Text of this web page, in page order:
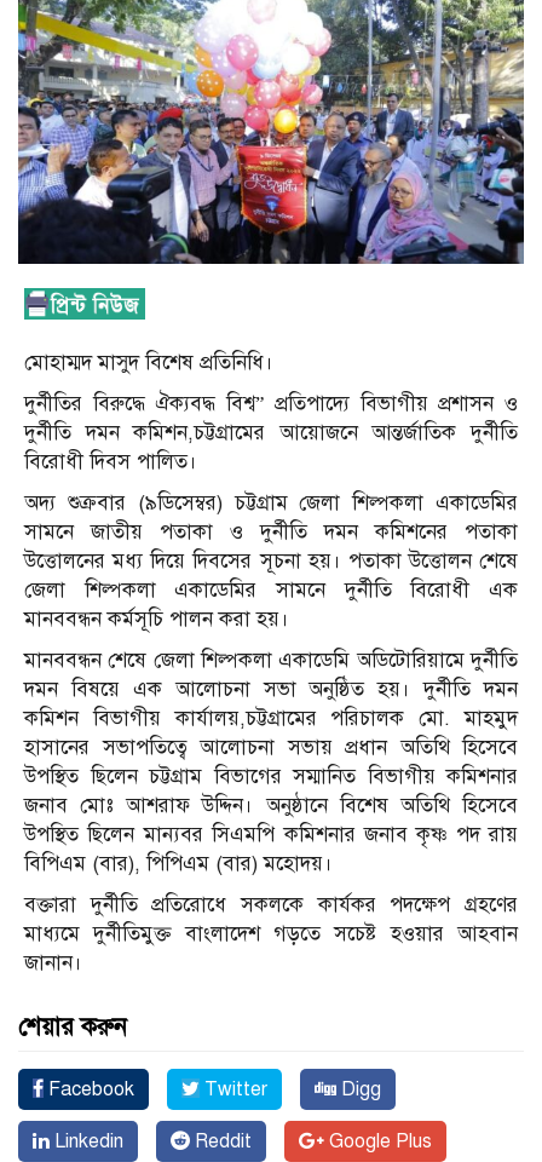
মোহাম্মদ মাসুদ বিশেষ প্রতিনিধি।
দুর্নীতির বিরুদ্ধে ঐক্যবদ্ধ বিশ্ব” প্রতিপাদ্যে বিভাগীয় প্রশাসন ও
দুর্নীতি দমন কমিশন,চট্টগ্রামের আয়োজনে আন্তর্জাতিক দুর্নীতি
বিরোধী দিবস পালিত।
অদ্য শুক্রবার (৯ডিসেম্বর) চট্টগ্রাম জেলা শিল্পকলা একাডেমির
সামনে জাতীয় পতাকা ও দুর্নীতি দমন কমিশনের পতাকা
উত্তোলনের মধ্য দিয়ে দিবসের সূচনা হয়। পতাকা উত্তোলন শেষে
জেলা শিল্পকলা একাডেমির সামনে দুর্নীতি বিরোধী এক
মানববন্ধন কর্মসূচি পালন করা হয়।
মানববন্ধন শেষে জেলা শিল্পকলা একাডেমি অডিটোরিয়ামে দুর্নীতি
দমন বিষয়ে এক আলোচনা সভা অনুষ্ঠিত হয়। দুর্নীতি দমন
কমিশন বিভাগীয় কার্যালয়,চট্টগ্রামের পরিচালক মো. মাহমুদ
হাসানের সভাপতিত্বে আলোচনা সভায় প্রধান অতিথি হিসেবে
উপস্থিত ছিলেন চট্টগ্রাম বিভাগের সম্মানিত বিভাগীয় কমিশনার
জনাব মোঃ আশরাফ উদ্দিন। অনুষ্ঠানে বিশেষ অতিথি হিসেবে
উপস্থিত ছিলেন মান্যবর সিএমপি কমিশনার জনাব কৃষ্ণ পদ রায়
বিপিএম (বার), পিপিএম (বার) মহোদয়।
বক্তারা দুর্নীতি প্রতিরোধে সকলকে কার্যকর পদক্ষেপ গ্রহণের
মাধ্যমে দুর্নীতিমুক্ত বাংলাদেশ গড়তে সচেষ্ট হওয়ার আহবান
জানান।
শেয়ার করুন
Facebook Twitter Digg
Linkedin Reddit Google Plus